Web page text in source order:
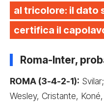
al tricolore: il dato
certifica il
Roma-Inter,
ROMA (3-4-2-1):
Wesley, Cristante,